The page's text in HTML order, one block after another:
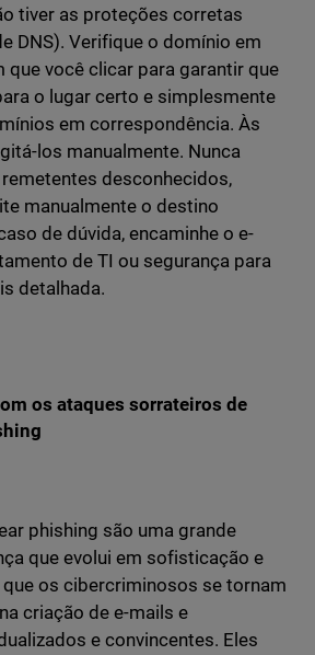
tiver as proteções corretas
DNS). Verifique o domínio em
que você clicar para garantir que
o lugar certo e simplesmente
em correspondência. Às
los manualmente. Nunca
desconhecidos,
manualmente o destino
de dúvida, encaminhe o e-
de TI ou segurança para
detalhada.
os ataques sorrateiros de
phishing são uma grande
que evolui em sofisticação e
os cibercriminosos se tornam
criação de e-mails e
e convincentes. Eles